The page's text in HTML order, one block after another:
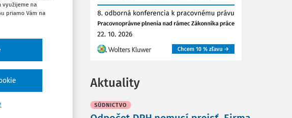
Stiahnuť
Aktuality
SÚDNICTVO
využijeme na
priamo Vám na